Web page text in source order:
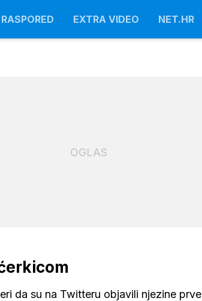
EXTRA VIDEO NET.HR
OGLAS
da su na Twitteru objavili njezine prve